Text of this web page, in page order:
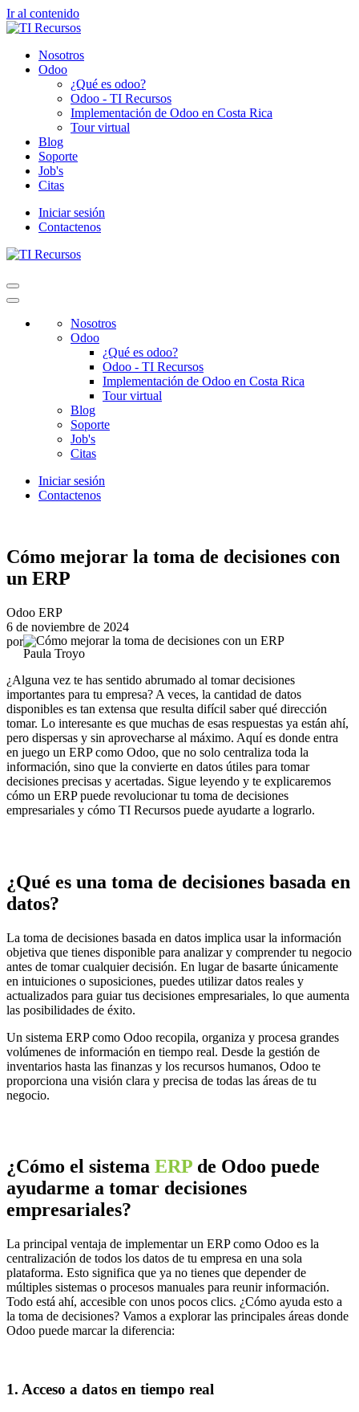
Ir al contenido
Nosotros
Odoo
¿Qué es odoo?
Odoo - TI Recursos
Implementación de Odoo en Costa Rica
Tour virtual
Blog
Soporte
Job's
Citas
Iniciar sesión
Contactenos
Nosotros
Odoo
¿Qué es odoo?
Odoo - TI Recursos
Implementación de Odoo en Costa Rica
Tour virtual
Blog
Soporte
Job's
Citas
Iniciar sesión
Contactenos
Cómo mejorar la toma de decisiones con
un ERP
Odoo ERP
6 de noviembre de 2024
por
Paula Troyo
¿Alguna vez te has sentido abrumado al tomar decisiones
importantes para tu empresa? A veces, la cantidad de datos
disponibles es tan extensa que resulta difícil saber qué dirección
tomar. Lo interesante es que muchas de esas respuestas ya están ahí,
pero dispersas y sin aprovecharse al máximo. Aquí es donde entra
en juego un ERP como Odoo, que no solo centraliza toda la
información, sino que la convierte en datos útiles para tomar
decisiones precisas y acertadas. Sigue leyendo y te explicaremos
cómo un ERP puede revolucionar tu toma de decisiones
empresariales y cómo TI Recursos puede ayudarte a lograrlo.
¿Qué es una toma de decisiones basada en
datos?
La toma de decisiones basada en datos implica usar la información
objetiva que tienes disponible para analizar y comprender tu negocio
antes de tomar cualquier decisión. En lugar de basarte únicamente
en intuiciones o suposiciones, puedes utilizar datos reales y
actualizados para guiar tus decisiones empresariales, lo que aumenta
las posibilidades de éxito.
Un sistema ERP como Odoo recopila, organiza y procesa grandes
volúmenes de información en tiempo real. Desde la gestión de
inventarios hasta las finanzas y los recursos humanos, Odoo te
proporciona una visión clara y precisa de todas las áreas de tu
negocio.
¿Cómo el sistema ERP de Odoo puede
ayudarme a tomar decisiones
empresariales?
La principal ventaja de implementar un ERP como Odoo es la
centralización de todos los datos de tu empresa en una sola
plataforma. Esto significa que ya no tienes que depender de
múltiples sistemas o procesos manuales para reunir información.
Todo está ahí, accesible con unos pocos clics. ¿Cómo ayuda esto a
la toma de decisiones? Vamos a explorar las principales áreas donde
Odoo puede marcar la diferencia:
1. Acceso a datos en tiempo real